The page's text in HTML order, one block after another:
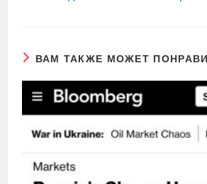
ВАМ ТАКЖЕ МОЖЕТ